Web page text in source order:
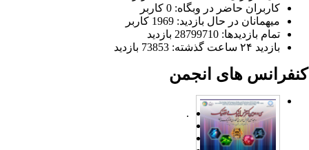
کاربران حاضر در وبگاه: 0 کاربر
میهمانان در حال بازدید: 1969 کاربر
تمام بازدید‌ها: 28799710 بازدید
بازدید ۲۴ ساعت گذشته: 73853 بازدید
های انجمن
.